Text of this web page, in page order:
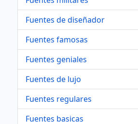
Fuentes de diseñador
Fuentes famosas
Fuentes geniales
Fuentes de lujo
Fuentes regulares
Fuentes basicas